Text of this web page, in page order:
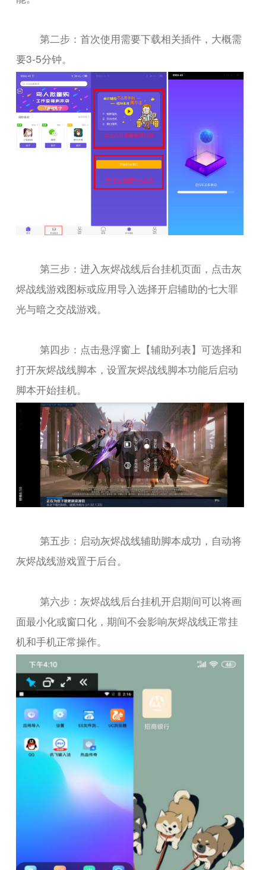
第二步：首次使用需要下载相关插件，大概需
要3-5分钟。
第三步：进入灰烬战线后台挂机页面，点击灰
烬战线游戏图标或应用导入选择开启辅助的七大罪
光与暗之交战游戏。
第四步：点击悬浮窗上【辅助列表】可选择和
打开灰烬战线脚本，设置灰烬战线脚本功能后启动
脚本开始挂机。
第五步：启动灰烬战线辅助脚本成功，自动将
灰烬战线游戏置于后台。
第六步：灰烬战线后台挂机开启期间可以将画
面最小化或窗口化，期间不会影响灰烬战线正常挂
机和手机正常操作。